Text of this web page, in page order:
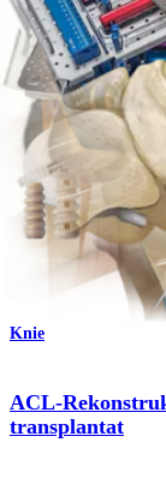
Operationsverfahren
Knie
Rekonstruktion
Operationsverfahren
Knie
ACL-
transplantat